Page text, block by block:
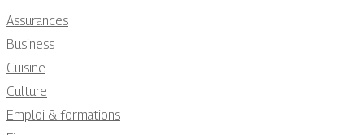
Assurances
Business
Cuisine
Culture
Emploi & formations